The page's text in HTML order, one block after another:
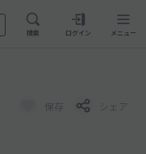
検索 ログイン メニュー
保存 シェア